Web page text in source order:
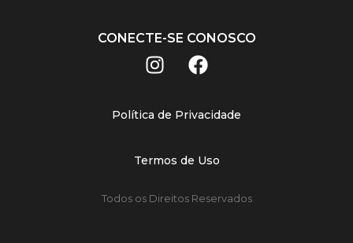
CONECTE-SE CONOSCO
Política de Privacidade
Termos de Uso
Todos os Direitos Reservados